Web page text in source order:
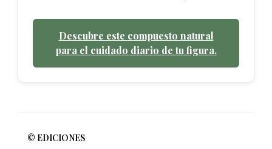
Descubre este compuesto natural
para el cuidado diario de tu figura.
© EDICIONES